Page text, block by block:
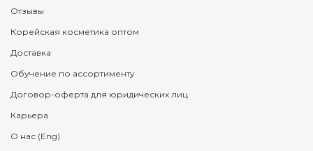
Отзывы
Корейская косметика оптом
Доставка
Обучение по ассортименту
Договор-оферта для юридических лиц
Карьера
О нас (Eng)